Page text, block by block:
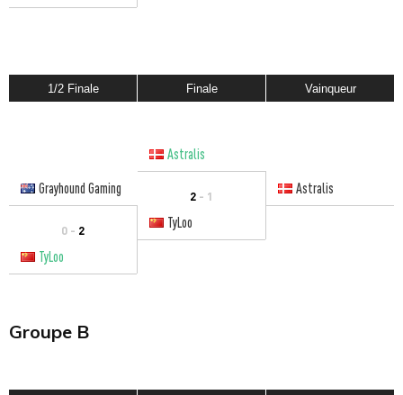
1/2 Finale Finale Vainqueur
Astralis
Grayhound Gaming
2 - 1 Astralis
0 - 2
TyLoo
TyLoo
Groupe B